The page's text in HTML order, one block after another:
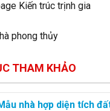
THAM KHẢO
nhà hợp diện tích